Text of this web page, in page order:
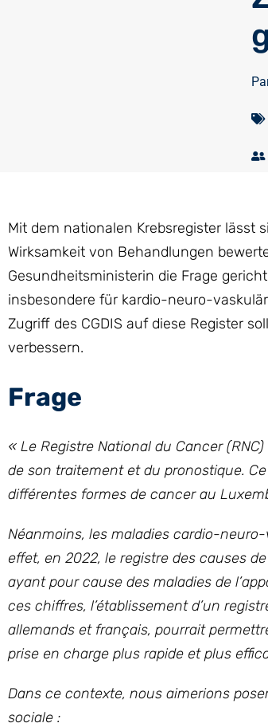
Mit dem nationalen Krebsregister lässt
Wirksamkeit von Behandlungen
Gesundheitsministerin die Frage
insbesondere für kardio-neuro-
Zugriff des CGDIS auf diese Register
verbessern.
Frage
« Le Registre National du Cancer
de son traitement et du pronostique.
différentes formes de cancer au
Néanmoins, les maladies cardio-
effet, en 2022, le registre des causes
ayant pour cause des maladies de
ces chiffres, l’établissement d’un
allemands et français, pourrait
prise en charge plus rapide et plus
Dans ce contexte, nous aimerions
sociale :